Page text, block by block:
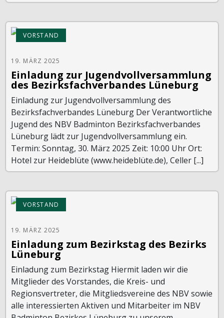
VORSTAND
19. MÄRZ 2025
Einladung zur Jugendvollversammlung
des Bezirksfachverbandes Lüneburg
Einladung zur Jugendvollversammlung des
Bezirksfachverbandes Lüneburg Der Verantwortliche
Jugend des NBV Badminton Bezirksfachverbandes
Lüneburg lädt zur Jugendvollversammlung ein.
Termin: Sonntag, 30. März 2025 Zeit: 10:00 Uhr Ort:
Hotel zur Heideblüte (www.heideblüte.de), Celler [...]
VORSTAND
19. MÄRZ 2025
Einladung zum Bezirkstag des Bezirks
Lüneburg
Einladung zum Bezirkstag Hiermit laden wir die
Mitglieder des Vorstandes, die Kreis- und
Regionsvertreter, die Mitgliedsvereine des NBV sowie
alle interessierten Aktiven und Mitarbeiter im NBV